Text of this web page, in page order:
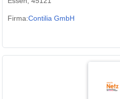
Firma:Contilia GmbH